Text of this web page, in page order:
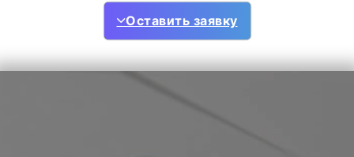
Оставить заявку